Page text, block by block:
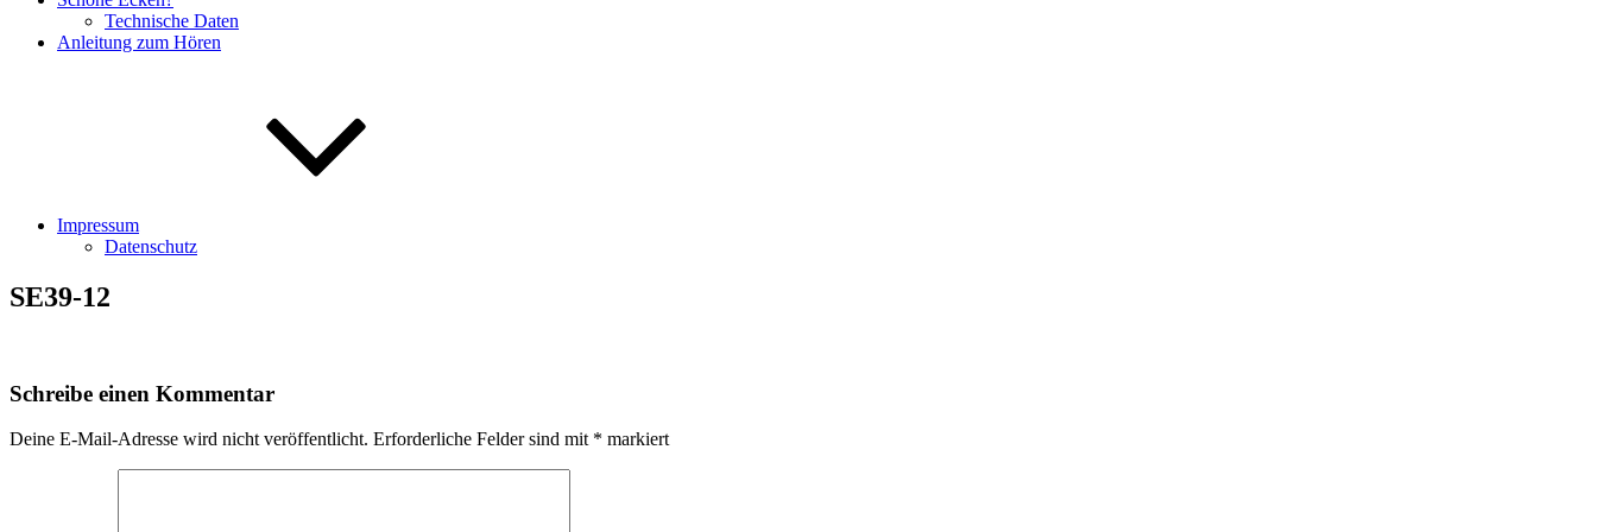
Technische Daten
Anleitung zum Hören
Impressum
Datenschutz
SE39-12
Schreibe einen Kommentar
Deine E-Mail-Adresse wird nicht veröffentlicht. Erforderliche Felder sind mit * markiert